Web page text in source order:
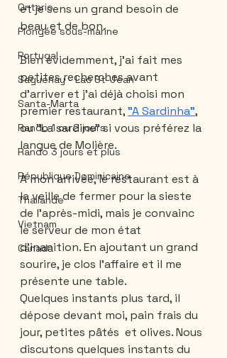
Ontario
Plongée sous-marine
Portugal
Saguenay - Lac St-Jean
Santa-Marta
Rando 1 ou 2 jours
Rando 3 jours et plus
République Dominicaine
Thailande
Vietnam
Canada
et je sens un grand besoin de
beau et de bon.
Bien évidemment, j'ai fait mes
petites recherches avant
d'arriver et j'ai déjà choisi mon
premier restaurant, "A Sardinha",
ou "La sardine" si vous préférez la
langue de Molière.
À mon arrivée, le restaurant est à
la veille de fermer pour la sieste
de l'après-midi, mais je convainc
le serveur de mon état
d'inanition. En ajoutant un grand
sourire, je clos l'affaire et il me
présente une table.
Quelques instants plus tard, il
dépose devant moi, pain frais du
jour, petites pâtés  et olives. Nous
discutons quelques instants du